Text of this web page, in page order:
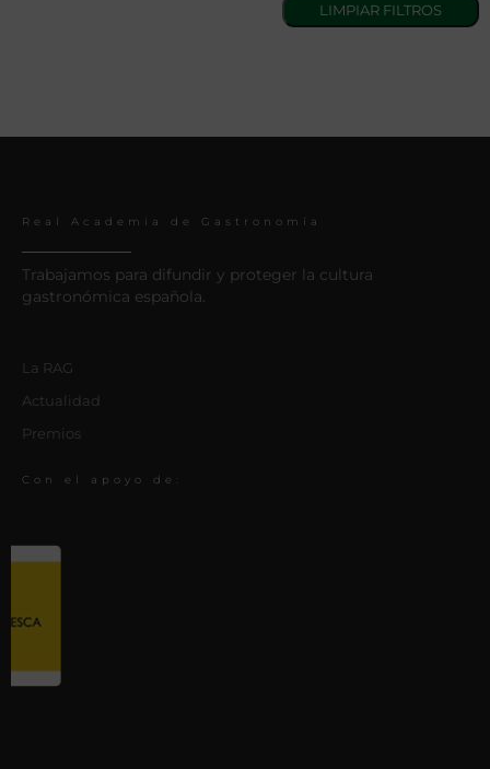
Real Academia de Gastronomía
Trabajamos para difundir y proteger la cultura
gastronómica española.
La RAG
Actualidad
Premios
Con el apoyo de: